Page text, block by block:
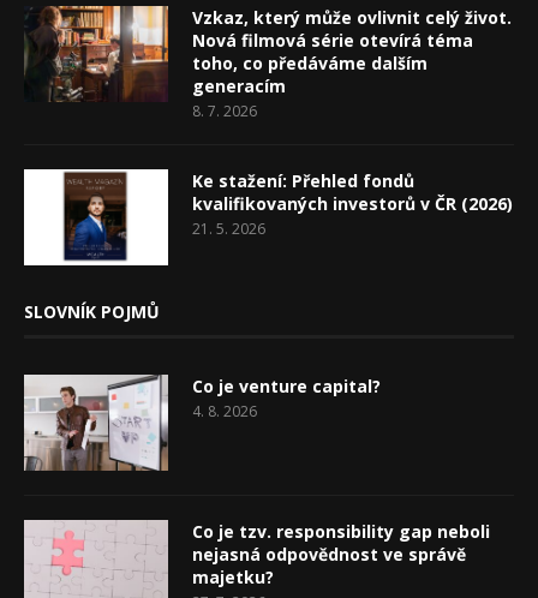
Vzkaz, který může ovlivnit celý život.
Nová filmová série otevírá téma
toho, co předáváme dalším
generacím
8. 7. 2026
Ke stažení: Přehled fondů
kvalifikovaných investorů v ČR (2026)
21. 5. 2026
SLOVNÍK POJMŮ
Co je venture capital?
4. 8. 2026
Co je tzv. responsibility gap neboli
nejasná odpovědnost ve správě
majetku?